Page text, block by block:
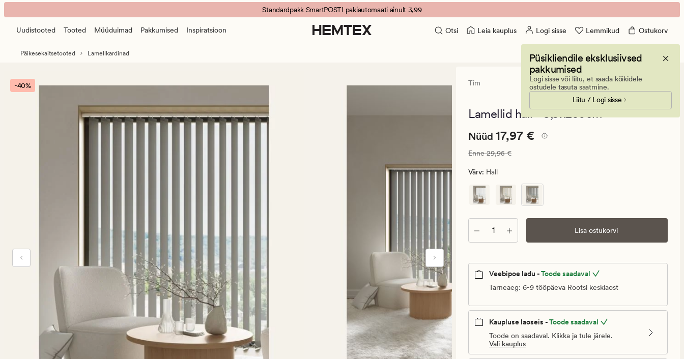
Tim
lamellid
banner.
Press
Standardpakk SmartPOSTI pakiautomaati ainult 3,99
Uudistooted Tooted Müüduimad Pakkumised Inspiratsioon Otsi Leia kauplus Logi sisse Lemmikud Ostukorv
Püsikliendile eksklusiivsed
pakkumised
Logi sisse või liitu, et saada kõikidele
ostudele tasuta saatmine.
Liitu / Logi sisse
Päikesekaitsetooted Lamellkardinad
-40% Tim
arvustust
hinnanguga
4.5
4.5
Lamellid hall - 8,9x250cm
Nåværende
17,97
€.
pris_ee
29,95
€
Nåværende pris_ee
Nüüd 17,97 €
Vanlig pris_ee
Enne29,95 €
Värv: Hall
Kogus Lisa ostukorvi
Veebipoe ladu -Toode saadaval
Tarneaeg: 6-9 tööpäeva Rootsi kesklaost
Kaupluse laoseis -Toode saadaval
Toode on saadaval. Klikka ja tule järele.
Vali kauplus